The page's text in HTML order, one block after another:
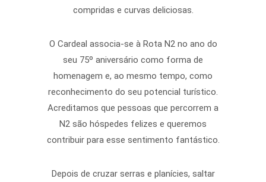
compridas e curvas deliciosas.
O Cardeal associa-se à Rota N2 no ano do
seu 75º aniversário como forma de
homenagem e, ao mesmo tempo, como
reconhecimento do seu potencial turístico.
Acreditamos que pessoas que percorrem a
N2 são hóspedes felizes e queremos
contribuir para esse sentimento fantástico.
Depois de cruzar serras e planícies, saltar